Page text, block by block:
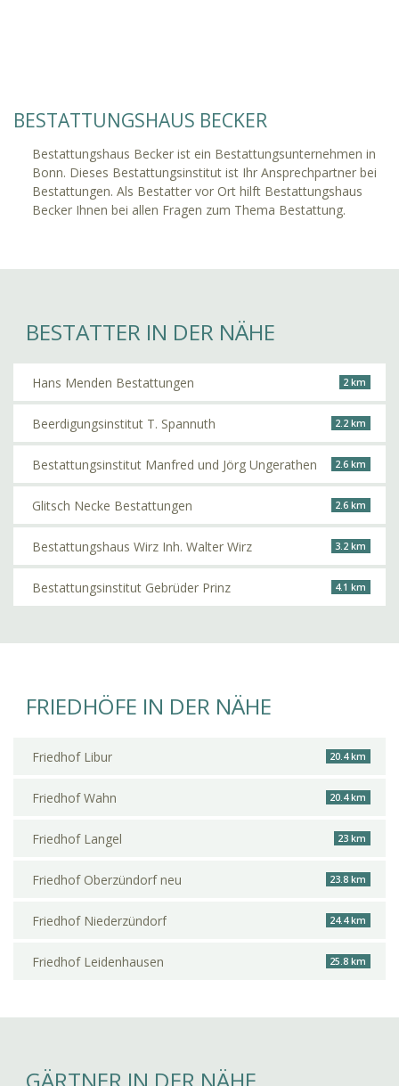
BESTATTUNGSHAUS BECKER
Bestattungshaus Becker ist ein Bestattungsunternehmen in
Bonn. Dieses Bestattungsinstitut ist Ihr Ansprechpartner bei
Bestattungen. Als Bestatter vor Ort hilft Bestattungshaus
Becker Ihnen bei allen Fragen zum Thema Bestattung.
BESTATTER IN DER NÄHE
Hans Menden Bestattungen 2 km
Beerdigungsinstitut T. Spannuth 2.2 km
Bestattungsinstitut Manfred und Jörg Ungerathen 2.6 km
Glitsch Necke Bestattungen 2.6 km
Bestattungshaus Wirz Inh. Walter Wirz 3.2 km
Bestattungsinstitut Gebrüder Prinz 4.1 km
FRIEDHÖFE IN DER NÄHE
Friedhof Libur 20.4 km
Friedhof Wahn 20.4 km
Friedhof Langel 23 km
Friedhof Oberzündorf neu 23.8 km
Friedhof Niederzündorf 24.4 km
Friedhof Leidenhausen 25.8 km